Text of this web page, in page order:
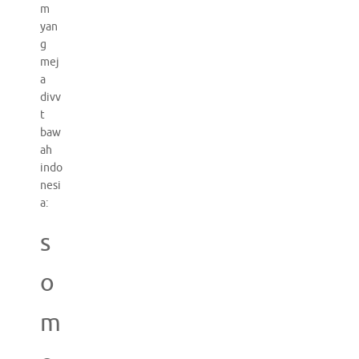
m
yan
g
mej
a
divv
t
baw
ah
indo
nesi
a:
s
o
m